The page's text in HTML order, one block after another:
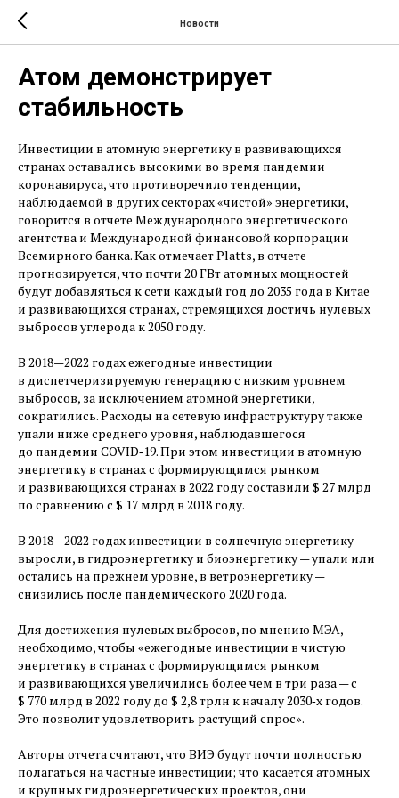
Новости
Атом демонстрирует
стабильность
Инвестиции в атомную энергетику в развивающихся
странах оставались высокими во время пандемии
коронавируса, что противоречило тенденции,
наблюдаемой в других секторах «чистой» энергетики,
говорится в отчете Международного энергетического
агентства и Международной финансовой корпорации
Всемирного банка. Как отмечает Platts, в отчете
прогнозируется, что почти 20 ГВт атомных мощностей
будут добавляться к сети каждый год до 2035 года в Китае
и развивающихся странах, стремящихся достичь нулевых
выбросов углерода к 2050 году.
В 2018—2022 годах ежегодные инвестиции
в диспетчеризируемую генерацию с низким уровнем
выбросов, за исключением атомной энергетики,
сократились. Расходы на сетевую инфраструктуру также
упали ниже среднего уровня, наблюдавшегося
до пандемии COVID‑19. При этом инвестиции в атомную
энергетику в странах с формирующимся рынком
и развивающихся странах в 2022 году составили $ 27 млрд
по сравнению с $ 17 млрд в 2018 году.
В 2018—2022 годах инвестиции в солнечную энергетику
выросли, в гидроэнергетику и биоэнергетику — ​упали или
остались на прежнем уровне, в ветроэнергетику — ​
снизились после пандемического 2020 года.
Для достижения нулевых выбросов, по мнению МЭА,
необходимо, чтобы «ежегодные инвестиции в чистую
энергетику в странах с формирующимся рынком
и развивающихся увеличились более чем в три раза — ​с
$ 770 млрд в 2022 году до $ 2,8 трлн к началу 2030‑х годов.
Это позволит удовлетворить растущий спрос».
Авторы отчета считают, что ВИЭ будут почти полностью
полагаться на частные инвестиции; что касается атомных
и крупных гидроэнергетических проектов, они